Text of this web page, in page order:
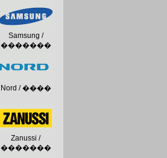
Samsung /
�������
Nord / ����
Zanussi /
�������